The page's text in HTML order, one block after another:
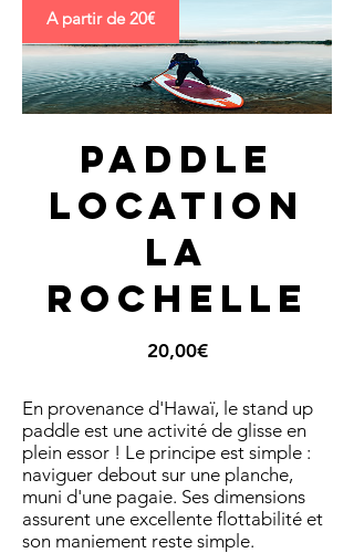
A partir de 20€
Paddle
Location
La
Rochelle
20,00€Prix
En provenance d'Hawaï, le stand up
paddle est une activité de glisse en
plein essor ! Le principe est simple :
naviguer debout sur une planche,
muni d'une pagaie. Ses dimensions
assurent une excellente flottabilité et
son maniement reste simple.